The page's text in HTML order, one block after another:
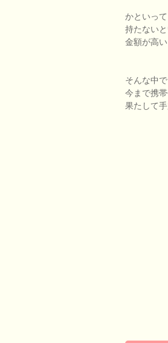
かといっ
持たない
金額が高
そんな中
今まで携
果たして